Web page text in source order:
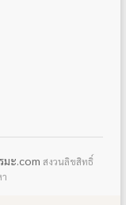
มะ.comสงวนลิขสิทธิ์